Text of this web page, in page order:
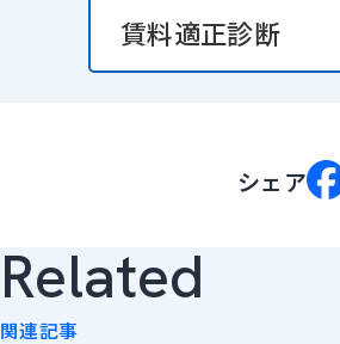
賃料適正診断
シェア
Related
関連記事